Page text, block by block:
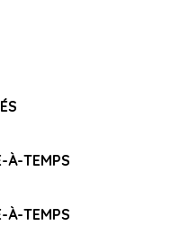
À-TEMPS
À-TEMPS